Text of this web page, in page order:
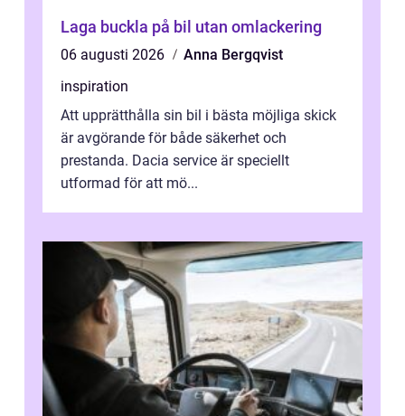
Laga buckla på bil utan omlackering
06 augusti 2026
Anna Bergqvist
inspiration
Att upprätthålla sin bil i bästa möjliga skick
är avgörande för både säkerhet och
prestanda. Dacia service är speciellt
utformad för att mö...